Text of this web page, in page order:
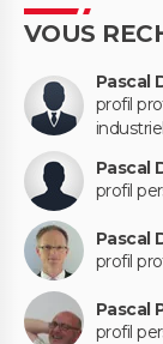
VOUS
Pascal
profil
industriel
Pascal
profil
Pascal
profil
Pascal
profil